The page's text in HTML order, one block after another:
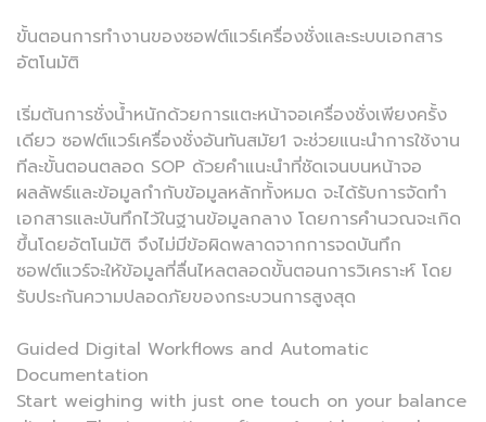
ขั้นตอนการทำงานของซอฟต์แวร์เครื่องชั่งและระบบเอกสาร
อัตโนมัติ
เริ่มต้นการชั่งน้ำหนักด้วยการแตะหน้าจอเครื่องชั่งเพียงครั้ง
เดียว ซอฟต์แวร์เครื่องชั่งอันทันสมัย1 จะช่วยแนะนำการใช้งาน
ทีละขั้นตอนตลอด SOP ด้วยคำแนะนำที่ชัดเจนบนหน้าจอ
ผลลัพธ์และข้อมูลกำกับข้อมูลหลักทั้งหมด จะได้รับการจัดทำ
เอกสารและบันทึกไว้ในฐานข้อมูลกลาง โดยการคำนวณจะเกิด
ขึ้นโดยอัตโนมัติ จึงไม่มีข้อผิดพลาดจากการจดบันทึก
ซอฟต์แวร์จะให้ข้อมูลที่ลื่นไหลตลอดขั้นตอนการวิเคราะห์ โดย
รับประกันความปลอดภัยของกระบวนการสูงสุด
Guided Digital Workflows and Automatic
Documentation
Start weighing with just one touch on your balance